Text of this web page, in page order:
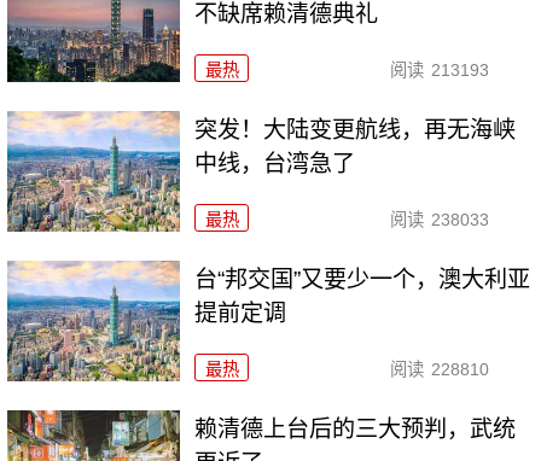
不缺席赖清德典礼
最热 阅读 213193
突发！大陆变更航线，再无海峡
中线，台湾急了
最热 阅读 238033
台“邦交国”又要少一个，澳大利亚
提前定调
最热 阅读 228810
赖清德上台后的三大预判，武统